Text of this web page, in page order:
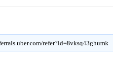
refer?id=8vksq43ghumk